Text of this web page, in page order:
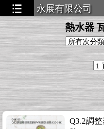
永展有限公司
熱水器
Q3.2調